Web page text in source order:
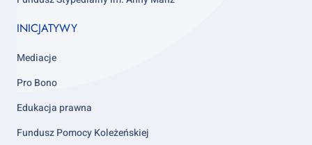
INICJATYWY
Mediacje
Pro Bono
Edukacja prawna
Fundusz Pomocy Koleżeńskiej